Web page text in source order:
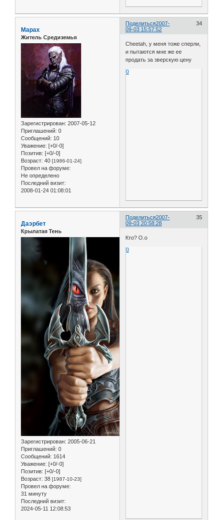
Поделиться 34
2007-
09-03 15:57:52
Марах
Житель Средиземья
Зарегистрирован: 2007-05-12
Приглашений: 0
Сообщений: 10
Уважение: [+0/-0]
Позитив: [+0/-0]
Возраст: 40 [1986-01-24]
Провел на форуме:
Не определено
Последний визит:
2008-01-24 01:08:01
Cheetah, у меня тоже сперли,
и пытаются мне же ее
продать за зверскую цену
0
Поделиться 35
2007-
09-03 20:58:28
Даэрбет
Крылатая Тень
Зарегистрирован: 2005-06-21
Приглашений: 0
Сообщений: 1614
Уважение: [+0/-0]
Позитив: [+0/-0]
Возраст: 38 [1987-10-23]
Провел на форуме:
31 минуту
Последний визит:
2024-05-11 12:08:53
Кто? О.о
0